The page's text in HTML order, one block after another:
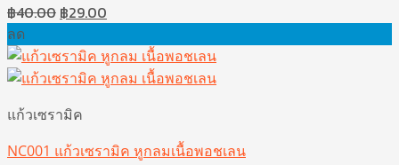
฿40.00 Original
was:
฿40.00.
฿29.00
is:
฿29.00.
ลด
แก้วเซรามิค
NC001 แก้วเซรามิค หูกลมเนื้อพอชเลน